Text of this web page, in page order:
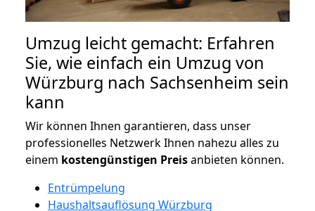
Umzug leicht gemacht: Erfahren
Sie, wie einfach ein Umzug von
Würzburg nach Sachsenheim sein
kann
Wir können Ihnen garantieren, dass unser
professionelles Netzwerk Ihnen nahezu alles zu
einem kostengünstigen Preisanbieten können.
Entrümpelung
Haushaltsauflösung Würzburg